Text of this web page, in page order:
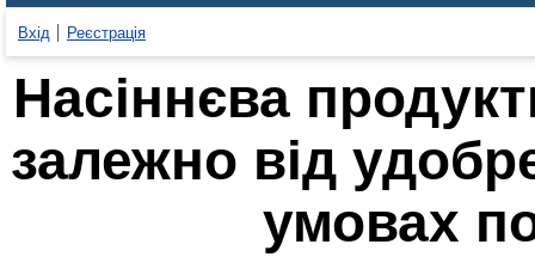
Вхід Реєстрація
Насіннєва
залежно від
умовах